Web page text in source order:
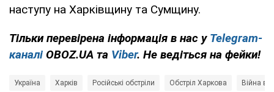
наступу на Харківщину та Сумщину.
Тільки перевірена інформація в нас у Telegram-
каналі OBOZ.UA та Viber. Не ведіться на фейки!
Україна Харків Російські обстріли Обстріл Харкова Війна в